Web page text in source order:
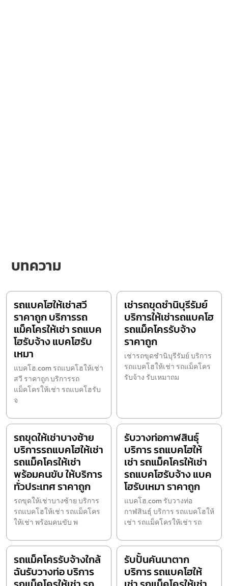
บทความ
รถแบคโฮให้เช่าสวี
ราคาถูก บริการรถ
แม็คโครให้เช่า รถแบค
โฮรับจ้าง แบคโฮรับ
เหมา
แบคโฮ.com รถแบคโฮให้เช่า
สวี ราคาถูก บริการรถ
แม็คโครให้เช่า รถแบคโฮรับ
จ
เช่ารถขุดชำนิบุรีรัมย์
บริการให้เช่ารถแบคโฮ
รถแม็คโครรับจ้าง
ราคาถูก
เช่ารถขุดชำนิบุรีรัมย์ บริการ
รถแบคโฮให้เช่า รถแม็คโคร
รับจ้าง รับเหมาถม
รถขุดให้เช่าบางซ้าย
บริการรถแบคโฮให้เช่า
รถแม็คโครให้เช่า
พร้อมคนขับ ให้บริการ
ทั่วประเทศ ราคาถูก
รถขุดให้เช่าบางซ้าย บริการ
รถแบคโฮให้เช่า รถแม็คโคร
ให้เช่า พร้อมคนขับ พ
รับวางท่อกาฬสินธุ์
บริการ รถแบคโฮให้
เช่า รถแม็คโครให้เช่า
รถแบคโฮรับจ้าง แบค
โฮรับเหมา ราคาถูก
แบคโฮ.com รับวางท่อ
กาฬสินธุ์ บริการ รถแบคโฮให้
เช่า รถแม็คโครให้เช่า รถ
รถแม็คโครรับจ้างใกล้
ฉันรับวางท่อ บริการ
รับปั้นคันนาตาก
บริการ รถแบคโฮให้